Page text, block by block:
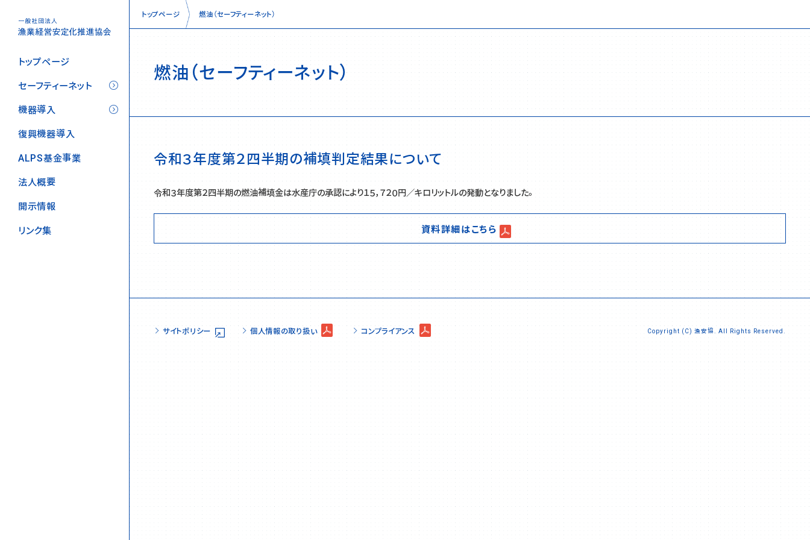
トップページ
セーフティーネット
機器導入
復興機器導入
ALPS基金事業
法人概要
開示情報
リンク集
業務情報
KPI報告
トップページ 燃油（セーフティーネット）
燃油（セーフティーネット）
令和３年度第２四半期の補填判定結果について
令和３年度第２四半期の燃油補填金は水産庁の承認により１５，７２０円／キロリットルの発動となりました。
資料詳細はこちら
サイトポリシー 個人情報の取り扱い コンプライアンス Copyright (C) 漁安協. All Rights Reserved.